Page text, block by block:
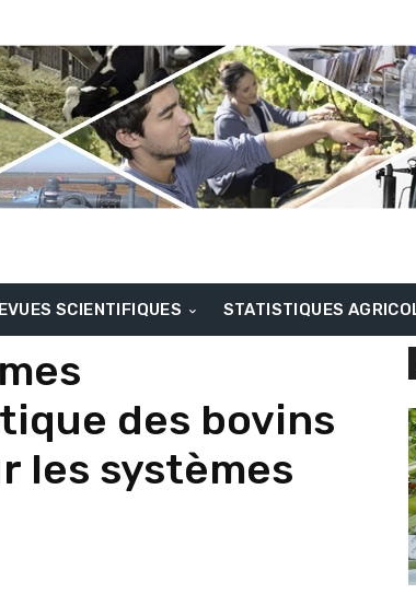
SCIENTIFIQUES STATISTIQUES
des bovins
les systèmes